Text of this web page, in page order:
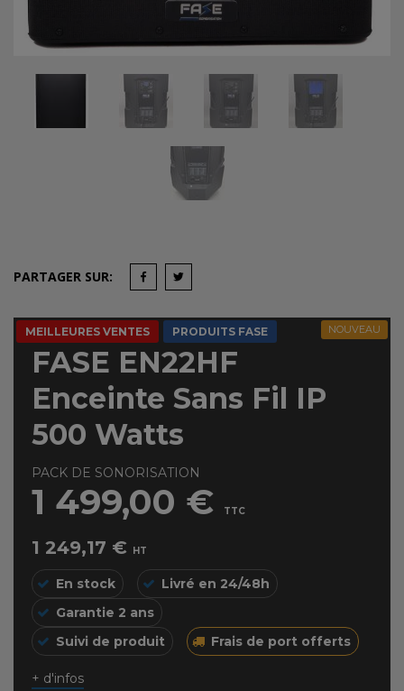
PARTAGER SUR:
NOUVEAU
MEILLEURES VENTES PRODUITS FASE
FASE EN22HF
Enceinte Sans Fil IP
500 Watts
PACK DE SONORISATION
1 499,00 € TTC
1 249,17 € HT
En stock
Livré en 24/48h
Garantie 2 ans
Suivi de produit
Frais de port offerts
+ d'infos